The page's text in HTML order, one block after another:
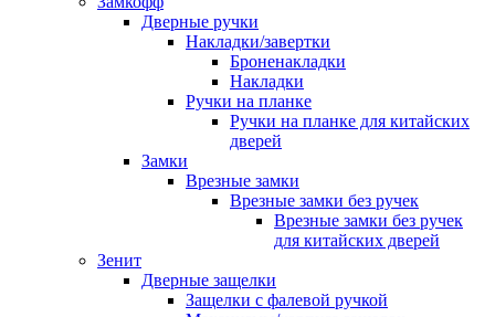
Дверные ручки
Накладки/завертки
Броненакладки
Накладки
Ручки на планке
Ручки на планке для китайских
дверей
Замки
Врезные замки
Врезные замки без ручек
Врезные замки без ручек
для китайских дверей
Зенит
Дверные защелки
Защелки с фалевой ручкой